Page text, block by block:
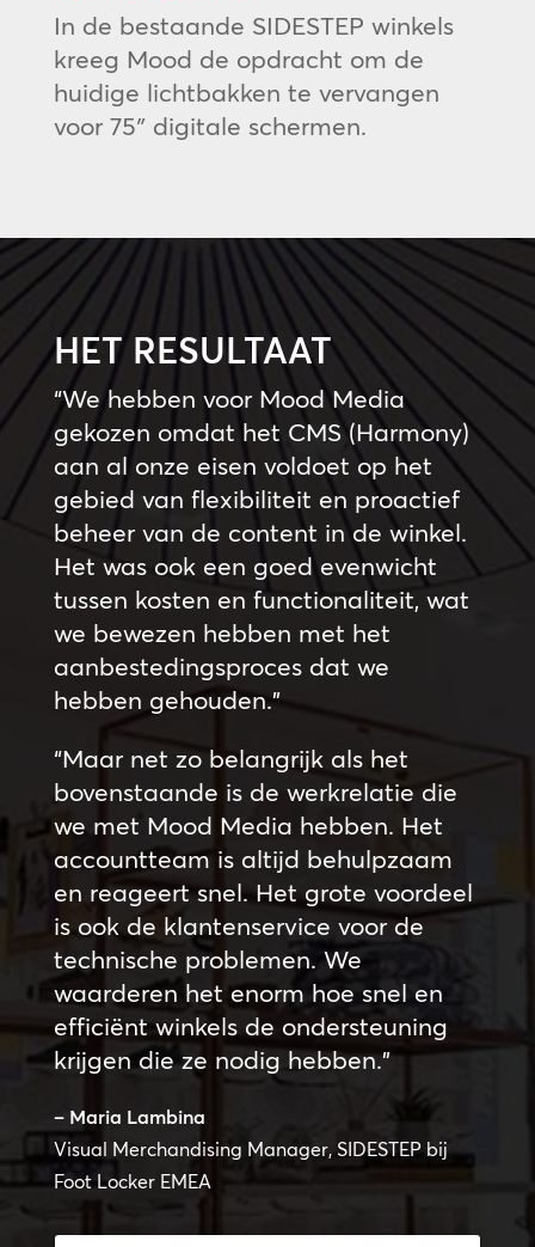
In de bestaande SIDESTEP winkels
kreeg Mood de opdracht om de
huidige lichtbakken te vervangen
voor 75″ digitale schermen.
HET RESULTAAT
“We hebben voor Mood Media
gekozen omdat het CMS (Harmony)
aan al onze eisen voldoet op het
gebied van flexibiliteit en proactief
beheer van de content in de winkel.
Het was ook een goed evenwicht
tussen kosten en functionaliteit, wat
we bewezen hebben met het
aanbestedingsproces dat we
hebben gehouden.”
“Maar net zo belangrijk als het
bovenstaande is de werkrelatie die
we met Mood Media hebben. Het
accountteam is altijd behulpzaam
en reageert snel. Het grote voordeel
is ook de klantenservice voor de
technische problemen. We
waarderen het enorm hoe snel en
efficiënt winkels de ondersteuning
krijgen die ze nodig hebben.”
– Maria Lambina
Visual Merchandising Manager, SIDESTEP bij
Foot Locker EMEA